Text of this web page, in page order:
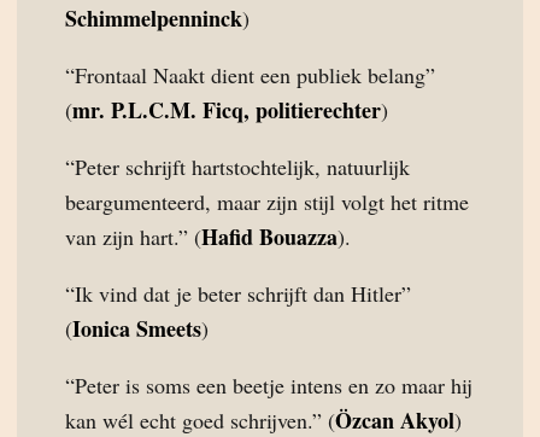
Schimmelpenninck)
“Frontaal Naakt dient een publiek belang”
(mr. P.L.C.M. Ficq, politierechter)
“Peter schrijft hartstochtelijk, natuurlijk
beargumenteerd, maar zijn stijl volgt het ritme
van zijn hart.” (Hafid Bouazza).
“Ik vind dat je beter schrijft dan Hitler”
(Ionica Smeets)
“Peter is soms een beetje intens en zo maar hij
kan wél echt goed schrijven.” (Özcan Akyol)